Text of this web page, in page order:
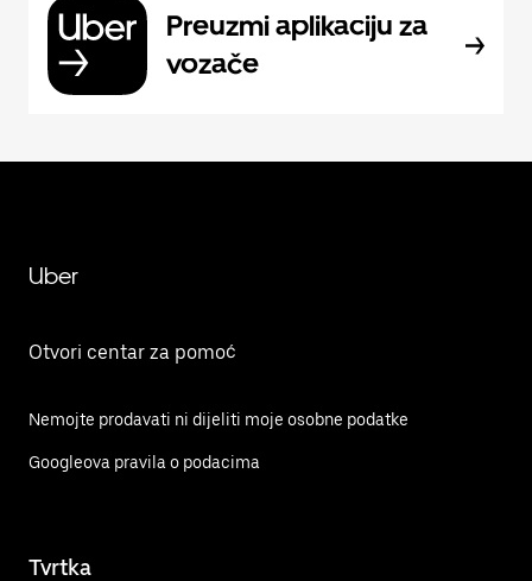
Preuzmi aplikaciju za
vozače
Uber
Otvori centar za pomoć
Nemojte prodavati ni dijeliti moje osobne podatke
Googleova pravila o podacima
Tvrtka